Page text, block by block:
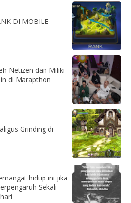
DI MOBILE
Netizen dan Miliki
di Marapthon
Grinding di
hidup ini jika
Sekali